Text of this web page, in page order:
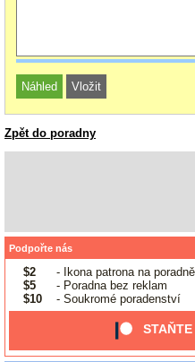
Zpět do poradny
Podpořte nás
$2
- Ikona patrona na poradně
$5
- Poradna bez reklam
$10
- Soukromé poradenství
STAŇTE